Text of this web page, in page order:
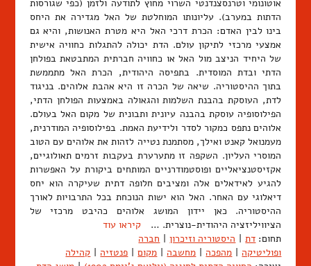
אוטונומי וטרנסצנדנטי השרוי מחוץ לתודעה ולזמן (כפי שגורסות
הדתות במערב). עליונותו המוחלטת של האל מגדירה את היחס
בינו לבין האדם: הכרת דרכי האל היא מטרת האנושות, והיא גם
אמצעי מרכזי לתיקון עולם. הדת יכולה להתגלות כחוויה אישית
של היחיד הניצב מול האל או כחוויה חברתית המתבטאת בפולחן
הדתי ובדת המוסדית. בתפיסה היהודית, הכרת האל מתממשת
בתוך ההיסטוריה. שיאה של הכרה זו היא אהבת אלוהים. בניגוד
לדת, העוסקת בהבנת השלמות והגאולה באמצעות הפולחן הדתי,
הפילוסופיה עוסקת בהבנה עיונית ותבונית של מקום האל בעולם.
אלוהים נתפס כמקור לסדר ולידיעת האמת. בפילוסופיה המודרנית,
מעמנואל קאנט ואילך, מסתמנת נטייה לזהות את אלוהים עם הטוב
המוסרי העליון. השקפה זו מתערערת בעקבות זרמים תאולוגיים,
אקזיסטנציאליים ופוסטמודרניים המותחים ביקורת על האפשרות
להגיע לאידאלים אלה ומציבים חלופה דתית שעיקרה הוא יחס
דיאלוגי עם האחר. האל הוא ישות הנוכחת בכל התרבויות לאורך
ההיסטוריה. כאן יידון המושג אלוהים כהיבט מרכזי של
הציוויליזציה היהודית-נוצרית. … קיראו עוד
תחום: דת היסטוריה וזיכרון
חברה
ופוליטיקה
מהפכה מחשבה מקום פנטזיה
קהילה